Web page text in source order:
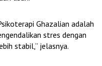
Ghazalian adalah
stres dengan
stabil,” jelasnya.